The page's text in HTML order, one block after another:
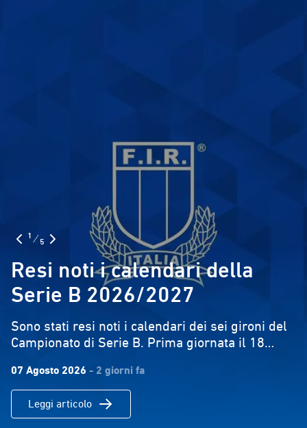
1 ⁄5
Resi noti i calendari della
Serie B 2026/2027
Sono stati resi noti i calendari dei sei gironi del
Campionato di Serie B. Prima giornata il 18
quella classica 'all'italiana' con partite di andata
e ritorno. Le prime di ogni girone saranno
promosse nella Serie A Maschile 2027/2028,
07 Agosto 2026 - 2 giorni fa
Leggi articolo